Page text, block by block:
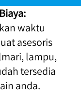
waktu
asesoris
lampu,
tersedia
anda.